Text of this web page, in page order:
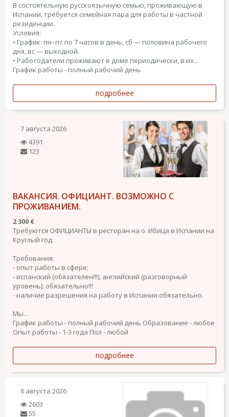
В состоятельную русскоязычную семью, проживающую в
Испании, требуется семейная пара для работы в частной
резиденции.
Условия:
• График: пн–пт по 7 часов в день, сб — половина рабочего
дня, вс — выходной.
• Работодатели проживают в доме периодически, в их...
График работы - полный рабочий день
подробнее
7 августа 2026
4391
123
ВАКАНСИЯ. ОФИЦИАНТ. ВОЗМОЖНО С
ПРОЖИВАНИЕМ.
2 300 €
Требуются ОФИЦИАНТЫ в ресторан на о. Ибица в Испании на
Круглый год.
Требования:
- опыт работы в сфере;
- испанский (обязателен!!!), английский (разговорный
уровень); обязательно!!!
- наличие разрешения на работу в Испании обязательно.
Мы...
График работы - полный рабочий день Образование - любое
Опыт работы - 1-3 года Пол - любой
подробнее
6 августа 2026
2603
55